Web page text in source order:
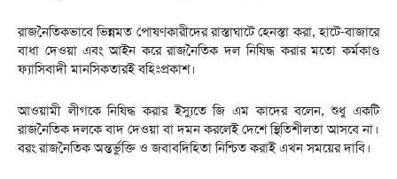
রাজনৈতিকভাবে ভিন্নমত পোষণকারীদের রাস্তাঘাটে হেনস্তা করা, হাটে-বাজারে
বাধা দেওয়া এবং আইন করে রাজনৈতিক দল নিষিদ্ধ করার মতো কর্মকাণ্ড
ফ্যাসিবাদী মানসিকতারই বহিঃপ্রকাশ।
আওয়ামী লীগকে নিষিদ্ধ করার ইস্যুতে জি এম কাদের বলেন, শুধু একটি
রাজনৈতিক দলকে বাদ দেওয়া বা দমন করলেই দেশে স্থিতিশীলতা আসবে না।
বরং রাজনৈতিক অন্তর্ভুক্তি ও জবাবদিহিতা নিশ্চিত করাই এখন সময়ের দাবি।